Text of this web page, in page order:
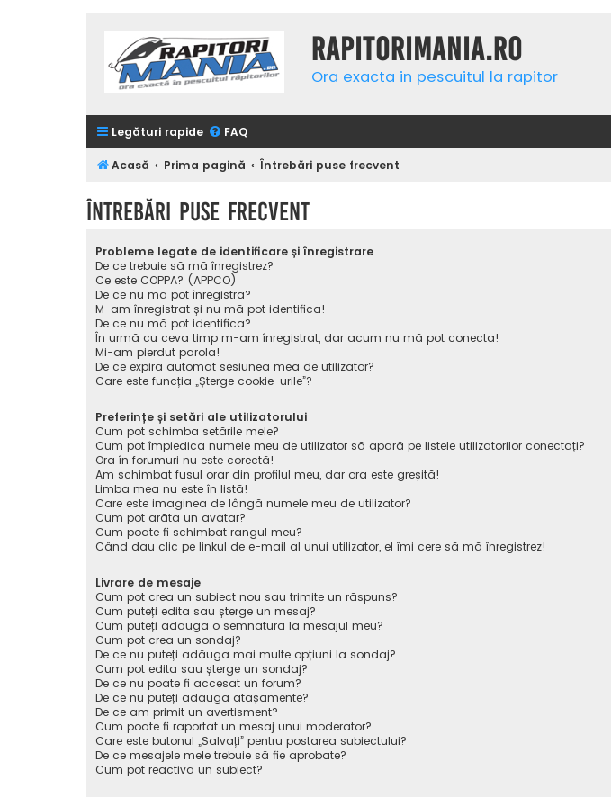
Rapitorimania.ro
Ora exacta in pescuitul la rapitor
Legături rapide FAQ
Acasă Prima pagină Întrebări puse frecvent
Întrebări puse frecvent
Probleme legate de identificare și înregistrare
De ce trebuie să mă înregistrez?
Ce este COPPA? (APPCO)
De ce nu mă pot înregistra?
M-am înregistrat și nu mă pot identifica!
De ce nu mă pot identifica?
În urmă cu ceva timp m-am înregistrat, dar acum nu mă pot conecta!
Mi-am pierdut parola!
De ce expiră automat sesiunea mea de utilizator?
Care este funcția „Șterge cookie-urile”?
Preferințe și setări ale utilizatorului
Cum pot schimba setările mele?
Cum pot împiedica numele meu de utilizator să apară pe listele utilizatorilor conectați?
Ora în forumuri nu este corectă!
Am schimbat fusul orar din profilul meu, dar ora este greșită!
Limba mea nu este în listă!
Care este imaginea de lângă numele meu de utilizator?
Cum pot arăta un avatar?
Cum poate fi schimbat rangul meu?
Când dau clic pe linkul de e-mail al unui utilizator, el îmi cere să mă înregistrez!
Livrare de mesaje
Cum pot crea un subiect nou sau trimite un răspuns?
Cum puteți edita sau șterge un mesaj?
Cum puteți adăuga o semnătură la mesajul meu?
Cum pot crea un sondaj?
De ce nu puteți adăuga mai multe opțiuni la sondaj?
Cum pot edita sau șterge un sondaj?
De ce nu poate fi accesat un forum?
De ce nu puteți adăuga atașamente?
De ce am primit un avertisment?
Cum poate fi raportat un mesaj unui moderator?
Care este butonul „Salvați” pentru postarea subiectului?
De ce mesajele mele trebuie să fie aprobate?
Cum pot reactiva un subiect?